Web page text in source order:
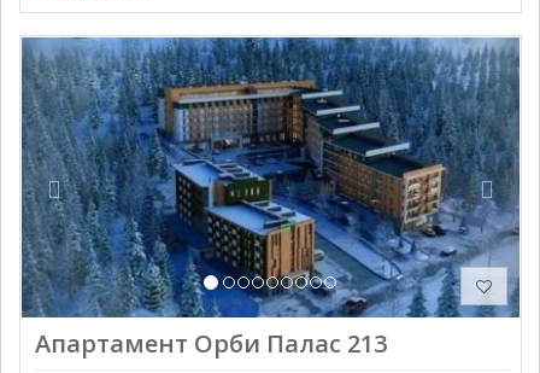
Previous Next
Апартамент Орби Палас 213